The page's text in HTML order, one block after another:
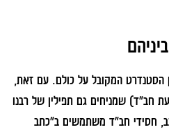
הסטנדרט המקובל על כולם. עם זאת,
חב"ד) שמניחים גם תפילין של רבנו
חסידי חב"ד משתמשים ב"כתב